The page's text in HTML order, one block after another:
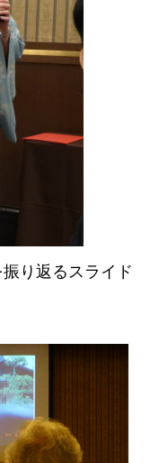
り返るスライド